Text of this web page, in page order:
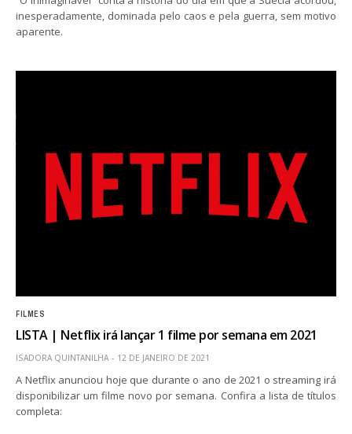
inesperadamente, dominada pelo caos e pela guerra, sem motivo
aparente.
FILMES
LISTA | Netflix irá lançar 1 filme por semana em 2021
ISADORA QUINTANILHA 12 DE JANEIRO DE 2021
A Netflix anunciou hoje que durante o ano de 2021 o streaming irá
disponibilizar um filme novo por semana. Confira a lista de títulos
completa: